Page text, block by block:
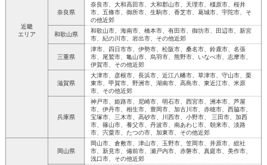
近畿
エリア
奈良県
奈良市、大和高田市、大和郡山市、天理市、橿原市、桜井
市、五條市、御所市、生駒市、香芝市、葛城市、宇陀市、そ
の他近郊
和歌山県
和歌山市、海南市、橋本市、有田市、御坊市、田辺市、新宮
市、紀の川市、岩出市、その他近郊
三重県
津市、四日市市、伊勢市、松阪市、桑名市、鈴鹿市、名張
市、尾鷲市、亀山市、烏羽市、熊野市、いなべ市、志摩市、
伊賀市、その他近郊
滋賀県
大津市、彦根市、長浜市、近江八幡市、草津市、守山市、栗
東市、甲賀市、野洲市、湖南市、高島市、東近江市、米原
市、その他近郊
兵庫県
神戸市、姫路市、尼崎市、明石市、西宮市、洲本市、芦屋
市、伊丹市、相生市、豊岡市、加古川市、赤穂市、西脇市、
宝塚市、三木市、高砂市、川西市、小野市、 三田市、加西
市、篠山市、養父市、丹波市、南あわじ市、朝来市、淡路
市、宍粟市、たつの市、加東市、その他近郊
岡山県
岡山市、倉敷市、津山市、玉野市、笠岡市、井原市、総社
市、新見市、備前市、瀬戸内市、赤磐市、真庭市、美作市、
浅口市、その他近郊